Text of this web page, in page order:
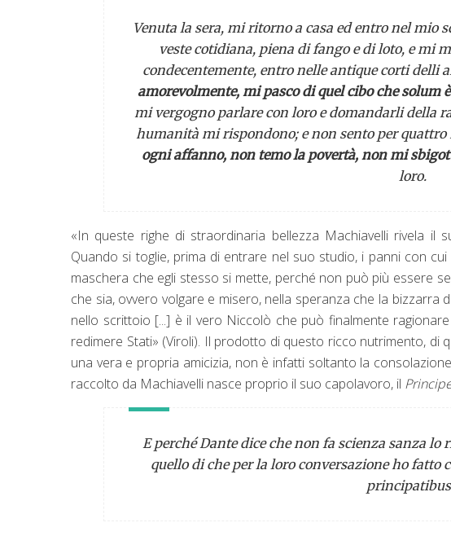
Venuta la sera, mi ritorno a casa ed entro nel mio
veste cotidiana, piena di fango e di loto, e mi
condecentemente, entro nelle antique corti delli
amorevolmente, mi pasco di quel cibo che solum
mi vergogno parlare con loro e domandarli della
humanità mi rispondono; e non sento per quattro
ogni affanno, non temo la povertà, non mi
loro.
«In queste righe di straordinaria bellezza Machiavelli rivela il
Quando si toglie, prima di entrare nel suo studio, i panni con
maschera che egli stesso si mette, perché non può più essere
che sia, ovvero volgare e misero, nella speranza che la bizzarra
nello scrittoio [...] è il vero Niccolò che può finalmente
redimere Stati» (Viroli). Il prodotto di questo ricco nutrimento,
una vera e propria amicizia, non è infatti soltanto la
raccolto da Machiavelli nasce proprio il suo capolavoro, il
E perché Dante dice che non fa scienza sanza
quello di che per la loro conversazione ho fatto
principatibus